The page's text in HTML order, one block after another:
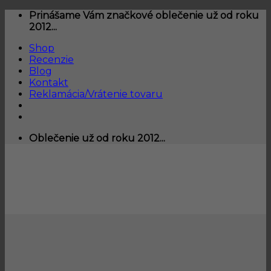
Skip
Prinášame Vám značkové oblečenie už od roku
2012...
Shop
Recenzie
Blog
Kontakt
Reklamácia/Vrátenie tovaru
Oblečenie už od roku 2012...